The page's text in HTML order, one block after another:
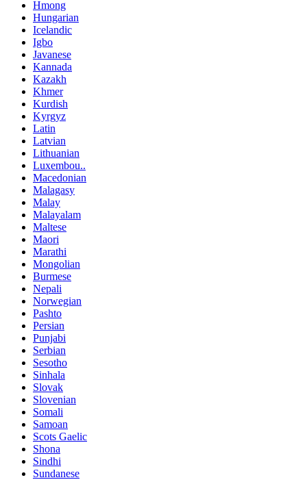
Hmong
Hungarian
Icelandic
Igbo
Javanese
Kannada
Kazakh
Khmer
Kurdish
Kyrgyz
Latin
Latvian
Lithuanian
Luxembou..
Macedonian
Malagasy
Malay
Malayalam
Maltese
Maori
Marathi
Mongolian
Burmese
Nepali
Norwegian
Pashto
Persian
Punjabi
Serbian
Sesotho
Sinhala
Slovak
Slovenian
Somali
Samoan
Scots Gaelic
Shona
Sindhi
Sundanese